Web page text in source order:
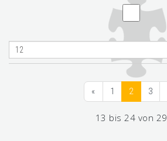
« 1 2 3
13 bis 24 von 29